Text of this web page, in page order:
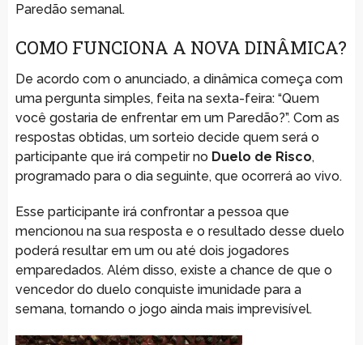
Paredão semanal.
COMO FUNCIONA A NOVA DINÂMICA?
De acordo com o anunciado, a dinâmica começa com
uma pergunta simples, feita na sexta-feira: “Quem
você gostaria de enfrentar em um Paredão?”. Com as
respostas obtidas, um sorteio decide quem será o
participante que irá competir no Duelo de Risco,
programado para o dia seguinte, que ocorrerá ao vivo.
Esse participante irá confrontar a pessoa que
mencionou na sua resposta e o resultado desse duelo
poderá resultar em um ou até dois jogadores
emparedados. Além disso, existe a chance de que o
vencedor do duelo conquiste imunidade para a
semana, tornando o jogo ainda mais imprevisível.